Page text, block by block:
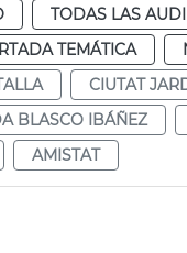
TODAS LAS
TEMÁTICA
CIUTAT
BLASCO IBÁÑEZ
AMISTAT